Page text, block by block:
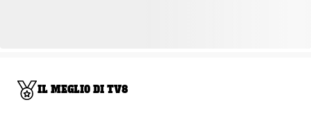
IL MEGLIO DI TV8